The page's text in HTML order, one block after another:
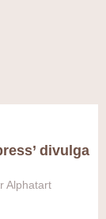
divulga
Alphatart